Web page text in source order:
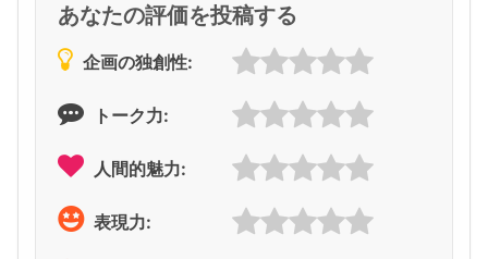
あなたの評価を投稿する
企画の独創性:
トーク力:
人間的魅力:
表現力: